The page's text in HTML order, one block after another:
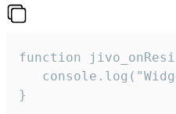
function
}